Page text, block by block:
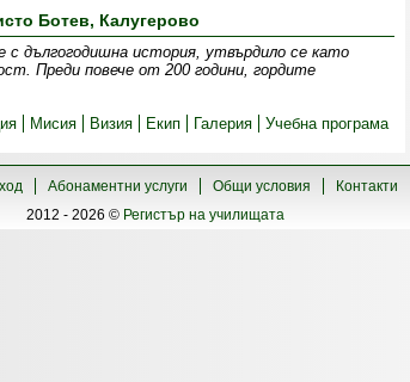
Ботев, Калугерово
дългогодишна история, утвърдило се като
Преди повече от 200 години, гордите
Мисия Визия Екип Галерия Учебна програма
Абонаментни услуги Общи условия
Контакти
2012 - 2026 © Регистър на училищата